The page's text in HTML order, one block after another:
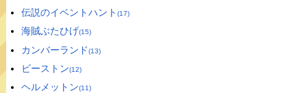
伝説のイベントハント (17)
海賊ぶたひげ(15)
カンバーランド(13)
ビーストン(12)
ヘルメットン(11)